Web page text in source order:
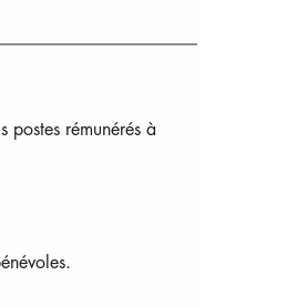
rémunérés à